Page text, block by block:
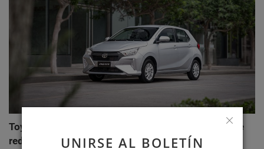
UNIRSE AL BOLETÍN
Toyota AGYA: el nuevo hatchback de Toyotoshi que
redefi...